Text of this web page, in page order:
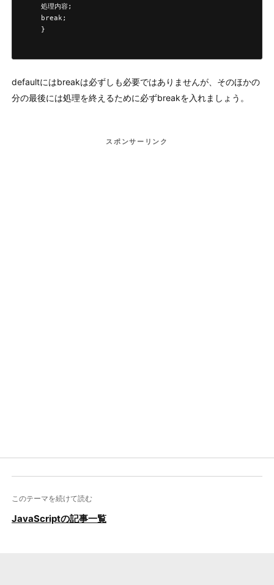
    処理内容;
    break;
    }
defaultにはbreakは必ずしも必要ではありませんが、そのほかの
分の最後には処理を終えるために必ずbreakを入れましょう。
スポンサーリンク
このテーマを続けて読む
JavaScriptの記事一覧